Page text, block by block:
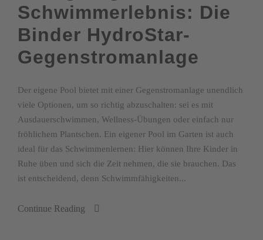
Schwimmerlebnis: Die
Binder HydroStar-
Gegenstromanlage
Der eigene Pool bietet mit einer Gegenstromanlage unendlich
viele Optionen, um so richtig abzuschalten: sei es mit
Ausdauerschwimmen, Wellness-Übungen oder einfach nur
fröhlichem Plantschen. Ein eigener Pool im Garten ist auch
ideal für das Schwimmenlernen: Hier können Ihre Kinder in
Ruhe üben und sich die Zeit nehmen, die sie brauchen. Das
ist entscheidend, denn Schwimmfähigkeiten...
Continue Reading